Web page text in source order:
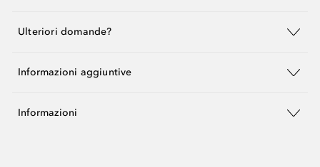
Ulteriori domande?
Informazioni aggiuntive
Informazioni